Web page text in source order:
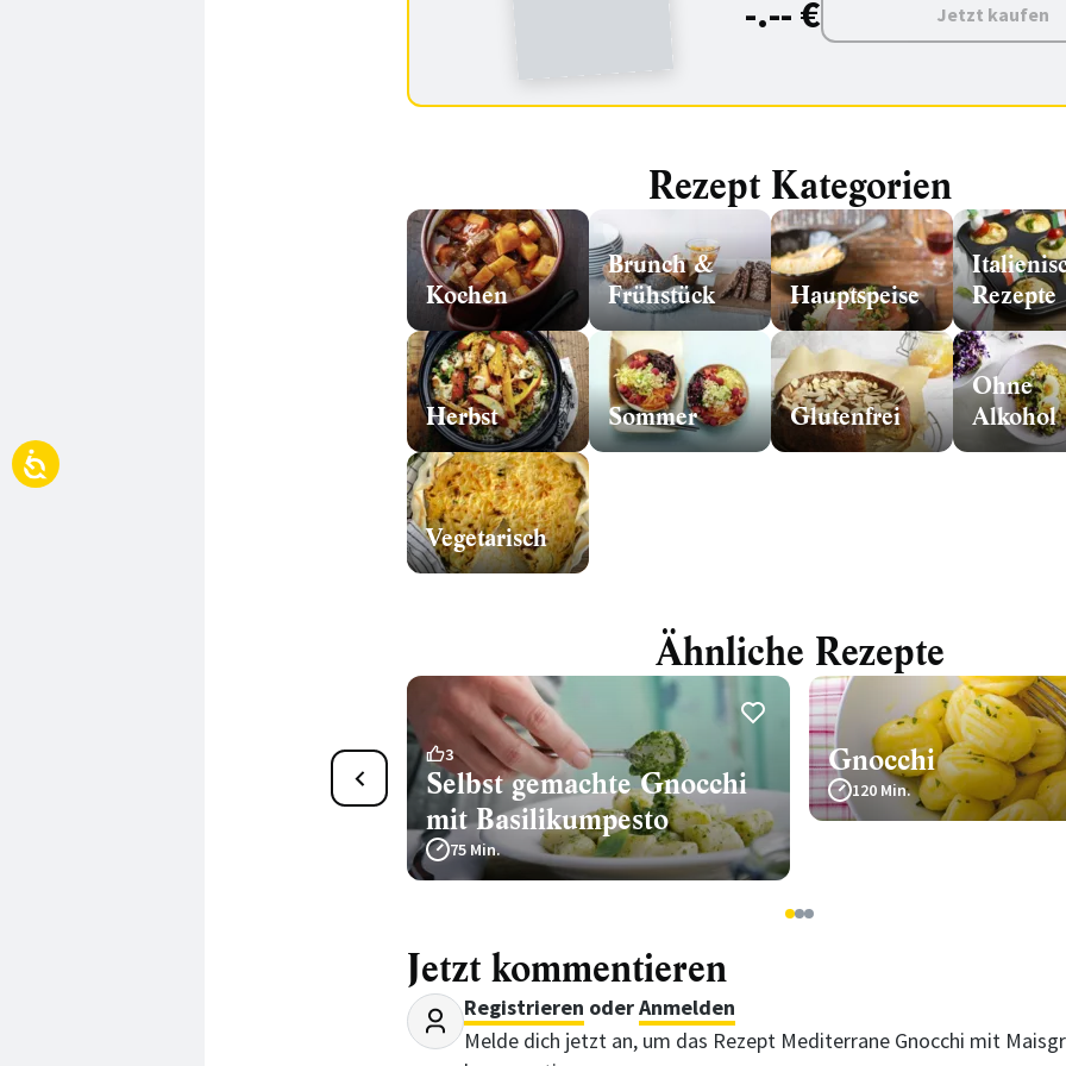
-.-- € Jetzt kaufen
Rezept Kategorien
Kochen
Brunch &
Frühstück
Hauptspeise
Rezepte
Herbst Sommer Glutenfrei
Ohne
Alkohol
Vegetarisch
Ähnliche Rezepte
3
Selbst gemachte Gnocchi
mit Basilikumpesto
75 Min.
Gnocchi
120 Min.
123
Jetzt kommentieren
Registrieren oderAnmelden
Melde dich jetzt an, um das Rezept Mediterrane Gnocchi mit